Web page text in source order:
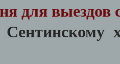
для выездов
Сентинскому